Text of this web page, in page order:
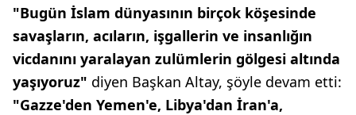
"Bugün İslam dünyasının birçok köşesinde
savaşların, acıların, işgallerin ve insanlığın
vicdanını yaralayan zulümlerin gölgesi altında
yaşıyoruz" diyen Başkan Altay, şöyle devam etti:
"Gazze'den Yemen'e, Libya'dan İran'a,